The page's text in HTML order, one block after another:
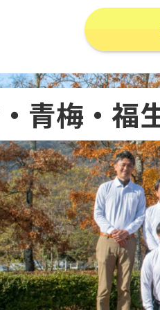
青梅・福